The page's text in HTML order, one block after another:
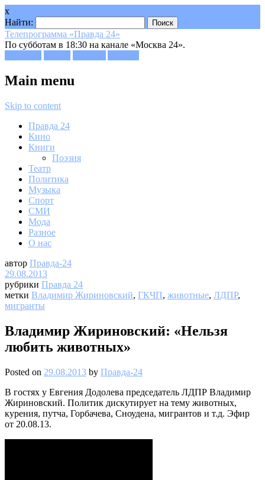
x
Найти:
Телепрограмма «Правда 24»
По субботам в 18:30 на канале «Москва 24».
Main menu
Skip to content
Правда 24
Кино
Книги
Поэзия
Театр
Политика
Музыка
Спорт
СМИ
Мода
Разное
О нас
автор Правда-24
29.08.2013
рубрики Правда 24
метки Владимир Жириновский, ГКЧП, животные, ЛДПР,
мигранты
Владимир Жириновский: «Нельзя
любить животных»
Posted on 29.08.2013 by Правда-24
В гостях у Евгения Додолева председатель ЛДПР Владимир
Жириновский. Политик дискутирует на тему животных,
курения, путча, Горбачева, Сноудена, мигрантов и т.д. Эфир
от 20.08.13.